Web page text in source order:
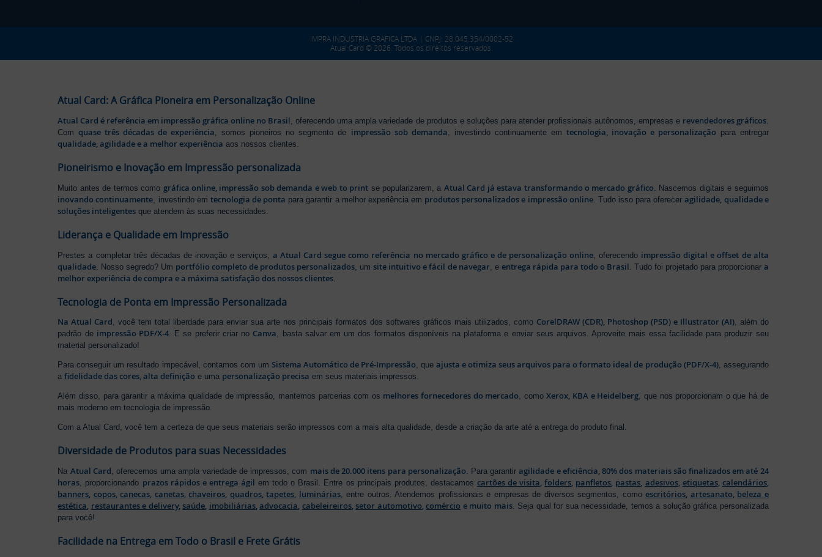
IMPRA INDUSTRIA GRAFICA LTDA | CNPJ: 28.045.354/0002-52
Atual Card © 2026. Todos os direitos reservados.
Atual Card: A Gráfica Pioneira em Personalização Online
Atual Card é referência em impressão gráfica online no Brasil, oferecendo uma ampla variedade de produtos e soluções para atender profissionais autônomos, empresas e revendedores gráficos.
Comquase três décadas de experiência, somos pioneiros no segmento de impressão sob demanda, investindo continuamente em tecnologia, inovação e personalização para entregar
qualidade, agilidade e a melhor experiência aos nossos clientes.
Pioneirismo e Inovação em Impressão personalizada
Muito antes de termos como gráfica online, impressão sob demanda e web to print se popularizarem, a Atual Card já estava transformando o mercado gráfico. Nascemos digitais e seguimos
inovando continuamente, investindo em tecnologia de ponta para garantir a melhor experiência em produtos personalizados e impressão online. Tudo isso para ofereceragilidade, qualidade e
soluções inteligentes que atendem às suas necessidades.
Liderança e Qualidade em Impressão
Prestes a completar três décadas de inovação e serviços,a Atual Card segue como referência no mercado gráfico e de personalização online , oferecendo impressão digital e offset de alta
qualidade . Nosso segredo? Um portfólio completo de produtos personalizados , um site intuitivo e fácil de navegar , e entrega rápida para todo o Brasil . Tudo foi projetado para proporcionar a
melhor experiência de compra e a máxima satisfação dos nossos clientes
Tecnologia de Ponta em Impressão Personalizada
Na Atual Card, você tem total liberdade para enviar sua arte nos principais formatos dos softwares gráficos mais utilizados, como CorelDRAW (CDR), Photoshop (PSD) e Illustrator (AI), além do
padrão de impressão PDF/X-4. E se preferir criar no Canva, basta salvar em um dos formatos disponíveis na plataforma e enviar seus arquivos. Aproveite mais essa facilidade para produzir seu
material personalizado!
Para conseguir um resultado impecável, contamos com um Sistema Automático de Pré-Impressão, queajusta e otimiza seus arquivos para o formato ideal de produção (PDF/X-4), assegurando
afidelidade das cores, alta definição e uma personalização precisa em seus materiais impressos.
Além disso, para garantir a máxima qualidade de impressão, mantemos parcerias com os melhores fornecedores do mercado, comoXerox, KBA e Heidelberg, que nos proporcionam o que há de
mais moderno em tecnologia de impressão.
Com a Atual Card, você tem a certeza de que seus materiais serão impressos com a mais alta qualidade, desde a criação da arte até a entrega do produto final.
Diversidade de Produtos para suas Necessidades
Na Atual Card , oferecemos uma ampla variedade de impressos, com mais de 20.000 itens para personalização . Para garantiragilidade e eficiência, 80% dos materiais são finalizados em até 24
horas , proporcionando prazos rápidos e entrega ágil em todo o Brasil. Entre os principais produtos, destacamos cartões de visita,folders, panfletos, pastas, adesivos, etiquetas, calendários,
banners, copos,canecas, canetas,chaveiros, quadros,tapetes, luminárias, entre outros. Atendemos profissionais e empresas de diversos segmentos, comoescritórios, artesanato, beleza e
estética, restaurantes e delivery, saúde, imobiliárias,advocacia, cabeleireiros, setor automotivo,comércio e muito mais. Seja qual for sua necessidade, temos a solução gráfica personalizada
para você!
Facilidade na Entrega em Todo o Brasil e Frete Grátis